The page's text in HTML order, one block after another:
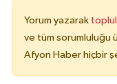
Yorum yazarak
ve tüm sorumluluğu
Afyon Haber hiçbir